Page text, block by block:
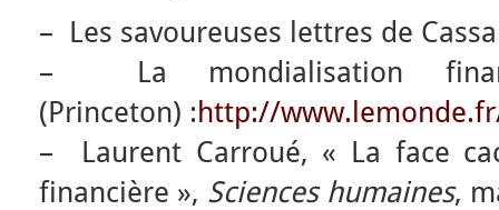
– Les savoureuses lettres de
– La mondialisation
(Princeton) : http://
– Laurent Carroué, « La face
financière », Sciences humaines,